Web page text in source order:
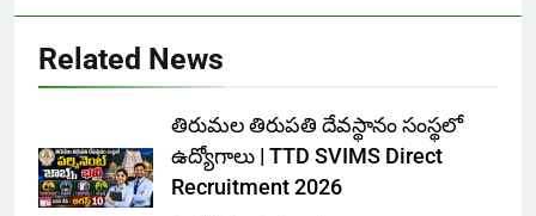
Related News
తిరుమల తిరుపతి దేవస్థానం సంస్థలో
ఉద్యోగాలు | TTD SVIMS Direct
Recruitment 2026